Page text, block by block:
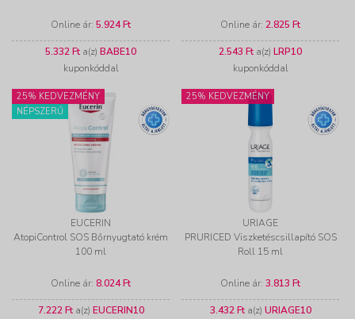
Online ár: 5.924 Ft
5.332 Ft a(z) BABE10
kuponkóddal
Online ár: 2.825 Ft
2.543 Ft a(z) LRP10
kuponkóddal
25% KEDVEZMÉNY
NÉPSZERŰ
EUCERIN
AtopiControl SOS Bőrnyugtató krém
100 ml
Online ár: 8.024 Ft
7.222 Fta(z) EUCERIN10
25% KEDVEZMÉNY
URIAGE
PRURICED Viszketéscsillapító SOS
Roll 15 ml
Online ár: 3.813 Ft
3.432 Fta(z) URIAGE10